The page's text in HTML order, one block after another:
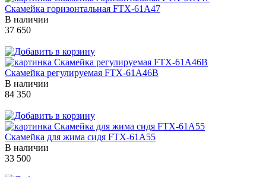
Скамейка горизонтальная FTX-61A47
В наличии
37 650
Скамейка регулируемая FTX-61A46B
В наличии
84 350
Скамейка для жима сидя FTX-61A55
В наличии
33 500